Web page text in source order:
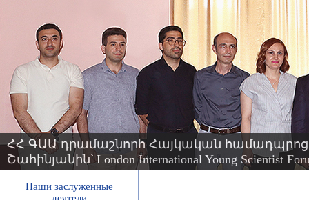
ՀՀ ԳԱԱ դրամաշնորհ Հայկական
Շահինյանին՝ London International Young Scientist
Наши заслуженные